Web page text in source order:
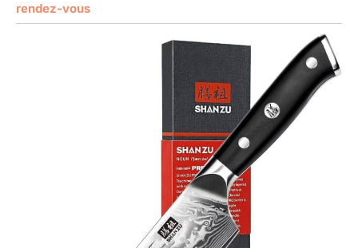
rendez-vous